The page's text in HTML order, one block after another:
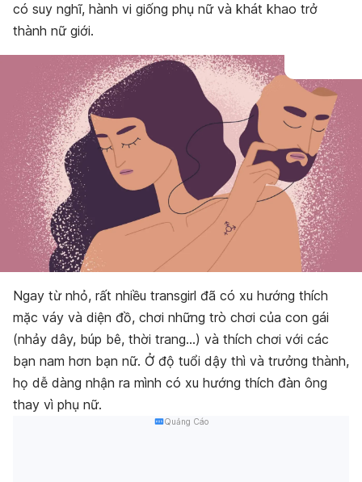
có suy nghĩ, hành vi giống phụ nữ và khát khao trở
thành nữ giới.
Ngay từ nhỏ, rất nhiều transgirl đã có xu hướng thích
mặc váy và diện đồ, chơi những trò chơi của con gái
(nhảy dây, búp bê, thời trang…) và thích chơi với các
bạn nam hơn bạn nữ. Ở độ tuổi dậy thì và trưởng thành,
họ dễ dàng nhận ra mình có xu hướng thích đàn ông
thay vì phụ nữ.
Quảng Cáo